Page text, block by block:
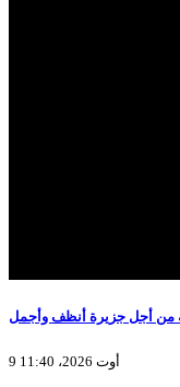
من أجل جزيرة أنظف وأجمل
9 أوت 2026، 11:40